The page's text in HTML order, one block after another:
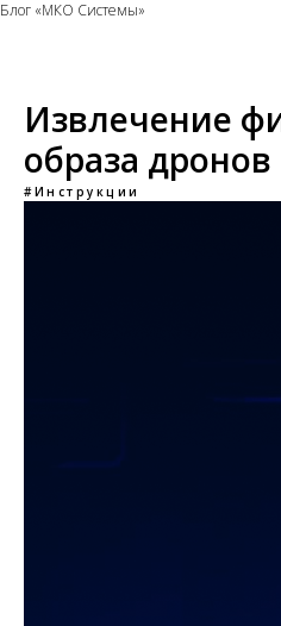
Блог «МКО Системы»
Извлечение
образа дронов
#Инструкции